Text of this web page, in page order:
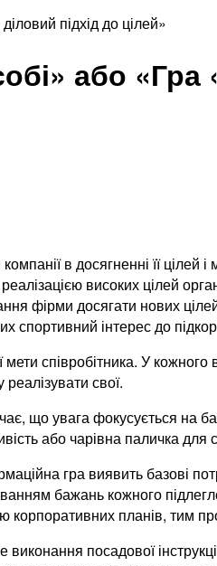
підхід до цілей»
або «Гра
в досягненні її
високих цілей
фірми досягати нових
спортивний інтерес до
співробітника. У кожного
свої.
що увага фокусується на
або чарівна паличка для
гра виявить базові
бажань кожного
планів, тим
посадової